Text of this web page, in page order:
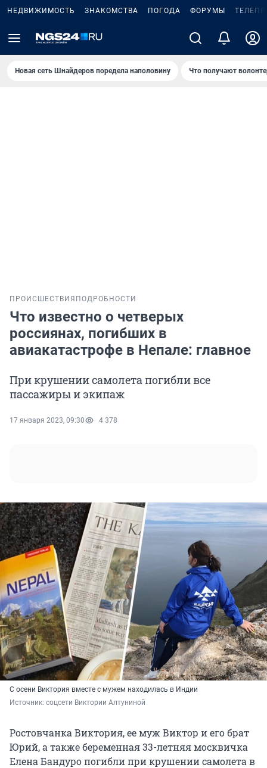
НЕДВИЖИМОСТЬ ЗНАКОМСТВА ПОГОДА ФОРУМЫ
Новая сеть Шнайдеров поредела наполовину Что получают
ПРОИСШЕСТВИЯ ПОДРОБНОСТИ
Что известно о четверых
россиянах, погибших в
авиакатастрофе в Непале: главное
При крушении самолета погибли все
пассажиры и экипаж
17 января 2023, 09:30 4 378
С осени Виктория вместе с мужем находилась в Индии
Источник: соцсети Виктории Алтуниной
Ростовчанка Виктория, ее муж Виктор и его брат
Юрий, а также беременная 33-летняя москвичка
Елена Бандуро погибли при крушении самолета в